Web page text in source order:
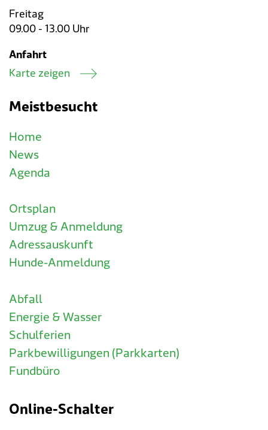
Freitag
09.00 - 13.00 Uhr
Anfahrt
Karte zeigen
Meistbesucht
Home
News
Agenda
Ortsplan
Umzug & Anmeldung
Adressauskunft
Hunde-Anmeldung
Abfall
Energie & Wasser
Schulferien
Parkbewilligungen (Parkkarten)
Fundbüro
Online-Schalter